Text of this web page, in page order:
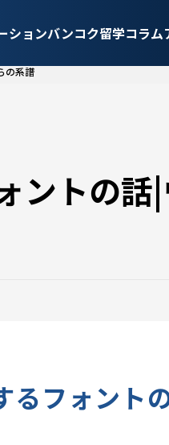
ションバンコク留学コラム
の系譜
ントの
るフォント